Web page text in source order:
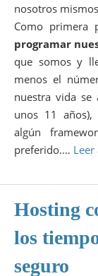
nosotros
Como primera
programar
que somos y
menos el
nuestra vida
unos 11 años),
algún
preferido.…
Hosting
los
seguro